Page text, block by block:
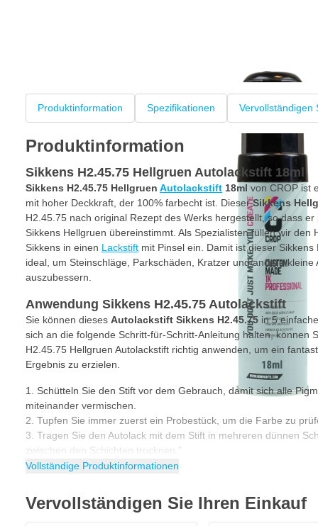
Produktinformation Spezifikationen Vervollständigen
Produktinformation
Sikkens H2.45.75 Hellgruen Autolackstift 18ml
Sikkens H2.45.75 Hellgruen Autolackstift 18ml von CROP ist
mit hoher Deckkraft, der 100% farbecht ist. DieserSikkens
H2.45.75 nach original Rezept des Werks hergestellt, so dass
Sikkens Hellgruen übereinstimmt. Als Spezialisten füllen wir den
Sikkens in einen Lackstift mit Pinsel ein. Damit ist dieser
ideal, um Steinschläge, Parkschäden, Kratzer und andere kleine
auszubessern.
Anwendung Sikkens H2.45.75 Autolackstift
Sie können dieses Autolackstift Sikkens H2.45.75 in 5
sich an die folgende Schritt-für-Schritt-Anleitung halten, können
H2.45.75 Hellgruen Autolackstift richtig anwenden, um ein
Ergebnis zu erzielen.
Schütteln Sie den Stift vor dem Gebrauch, damit sich alle
miteinander vermischen.
Tupfen Sie immer zuerst ein Probestück, um die Farbe zu
Tragen Sie den Autolack mit dem Stift in mehreren dünnen
zwischen den Schichten trocknen."
Die Anzahl der Schichten hängt von der Farbe ab. Achten Sie
Trocknungszeit von Autolack hängt von der Temperatur, der
ab.
Vollständige Produktinformationen
Vervollständigen Sie Ihren Einkauf